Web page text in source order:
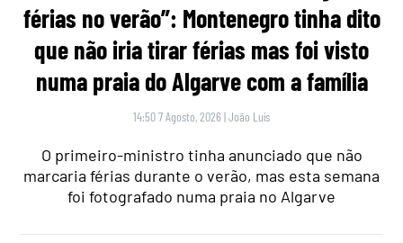
férias no verão”: Montenegro tinha dito
que não iria tirar férias mas foi visto
numa praia do Algarve com a família
14:50 7 Agosto, 2026 |João Luís
O primeiro-ministro tinha anunciado que não
marcaria férias durante o verão, mas esta semana
foi fotografado numa praia no Algarve